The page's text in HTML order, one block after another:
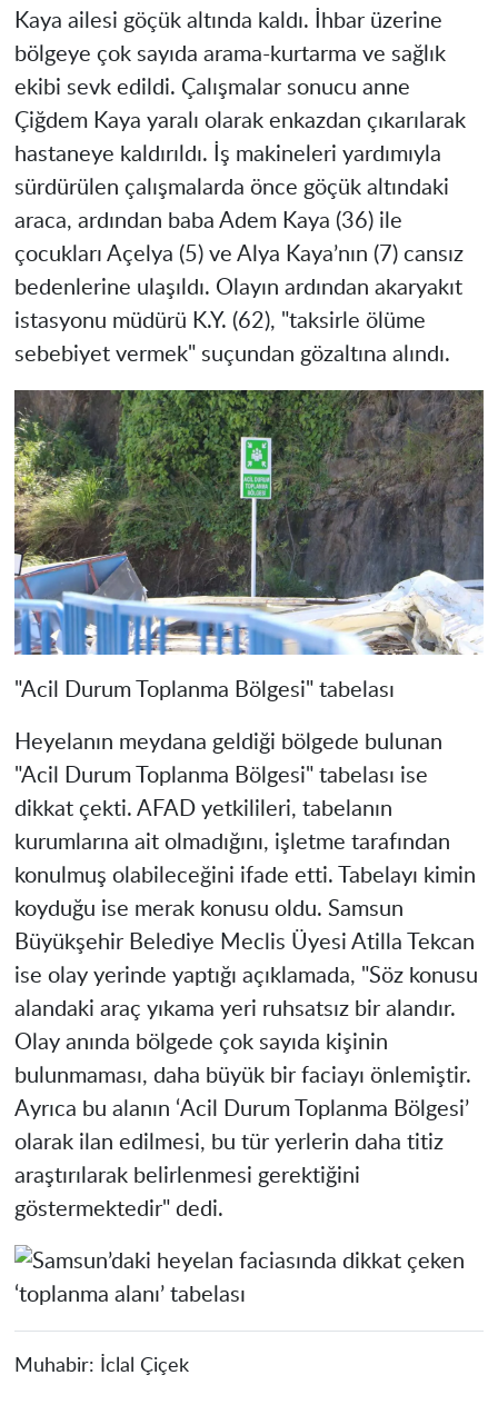
Kaya ailesi göçük altında kaldı. İhbar üzerine
bölgeye çok sayıda arama-kurtarma ve sağlık
ekibi sevk edildi. Çalışmalar sonucu anne
Çiğdem Kaya yaralı olarak enkazdan çıkarılarak
hastaneye kaldırıldı. İş makineleri yardımıyla
sürdürülen çalışmalarda önce göçük altındaki
araca, ardından baba Adem Kaya (36) ile
çocukları Açelya (5) ve Alya Kaya’nın (7) cansız
bedenlerine ulaşıldı. Olayın ardından akaryakıt
istasyonu müdürü K.Y. (62), "taksirle ölüme
sebebiyet vermek" suçundan gözaltına alındı.
"Acil Durum Toplanma Bölgesi" tabelası
Heyelanın meydana geldiği bölgede bulunan
"Acil Durum Toplanma Bölgesi" tabelası ise
dikkat çekti. AFAD yetkilileri, tabelanın
kurumlarına ait olmadığını, işletme tarafından
konulmuş olabileceğini ifade etti. Tabelayı kimin
koyduğu ise merak konusu oldu. Samsun
Büyükşehir Belediye Meclis Üyesi Atilla Tekcan
ise olay yerinde yaptığı açıklamada, "Söz konusu
alandaki araç yıkama yeri ruhsatsız bir alandır.
Olay anında bölgede çok sayıda kişinin
bulunmaması, daha büyük bir faciayı önlemiştir.
Ayrıca bu alanın ‘Acil Durum Toplanma Bölgesi’
olarak ilan edilmesi, bu tür yerlerin daha titiz
araştırılarak belirlenmesi gerektiğini
göstermektedir" dedi.
Muhabir: İclal Çiçek